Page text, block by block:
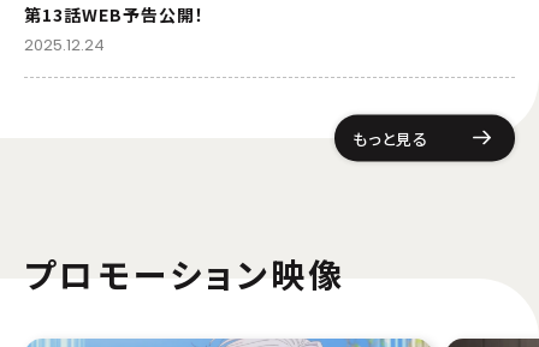
第13話WEB予告公開！
2025.12.24
もっと見る
プロモーション映像